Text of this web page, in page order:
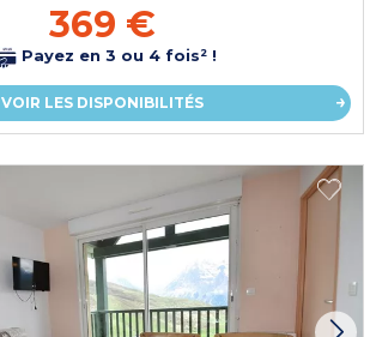
369 €
Payez en 3 ou 4 fois² !
VOIR LES DISPONIBILITÉS